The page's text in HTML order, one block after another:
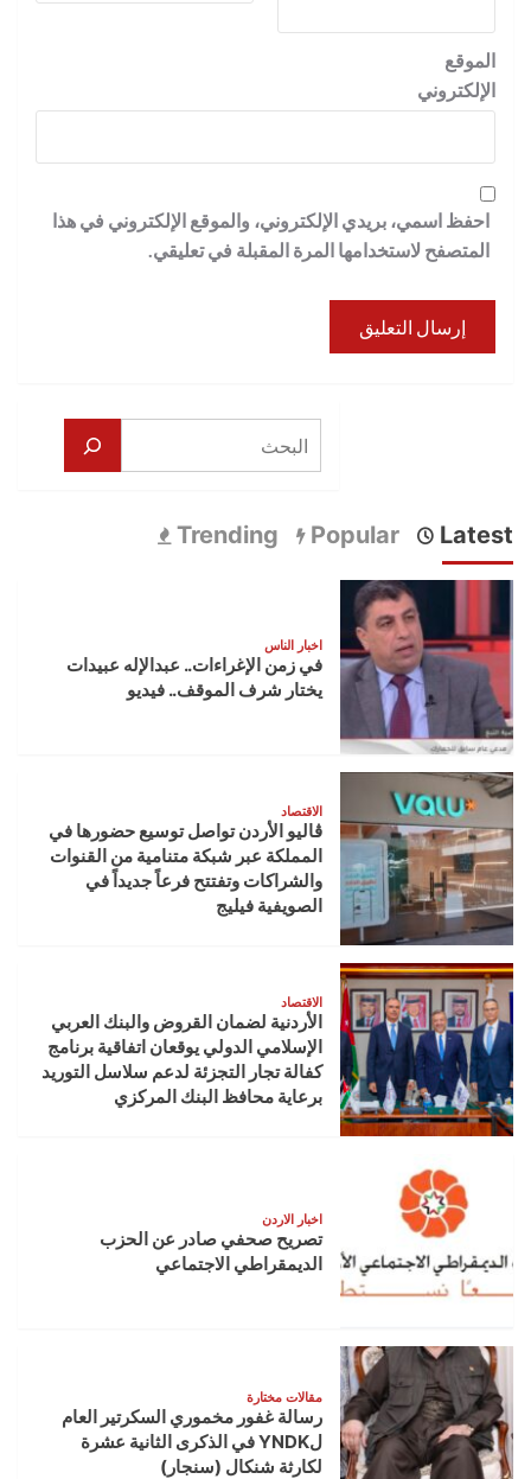
الموقع
الإلكتروني
احفظ اسمي، بريدي الإلكتروني، والموقع الإلكتروني في هذا
المتصفح لاستخدامها المرة المقبلة في تعليقي.
البحث
Latest
Popular
Trending
اخبار الناس
في زمن الإغراءات.. عبدالإله عبيدات
يختار شرف الموقف.. فيديو
الاقتصاد
ڤاليو الأردن تواصل توسيع حضورها في
المملكة عبر شبكة متنامية من القنوات
والشراكات وتفتتح فرعاً جديداً في
الصويفية فيليج
الاقتصاد
الأردنية لضمان القروض والبنك العربي
الإسلامي الدولي يوقعان اتفاقية برنامج
كفالة تجار التجزئة لدعم سلاسل التوريد
برعاية محافظ البنك المركزي
اخبار الاردن
تصريح صحفي صادر عن الحزب
الديمقراطي الاجتماعي
مقالات مختارة
رسالة غفور مخموري السكرتير العام
لYNDK في الذكرى الثانية عشرة
لكارثة شنكال (سنجار)